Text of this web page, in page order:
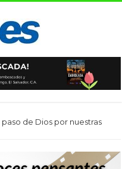
de Dios por nuestras